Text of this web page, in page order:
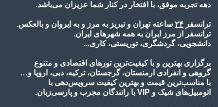
دهه تجربه موفق، با افتخار در کنار شما عزیزان می‌باشد.
ترانسفر ۲۴ ساعته تهران و تبریز به مرز و به ایروان و بالعکس.
ترانسفر از مرز ایران به همه شهرهای ایران.
دانشجویی، گردشگری، توریستی، کاری...
برگزاری بهترین و با کیفیت‌ترین تورهای اقتصادی و متنوع
گروهی و انفرادی ارمنستان، گرجستان، ترکیه، دبی، اروپا و…
با مناسب‌ترین قیمت و بهترین کیفیت سرویس‌دهی با
اتومبیل‌های شیک و VIP با رانندگان مجرب و پارسی‌زبان.